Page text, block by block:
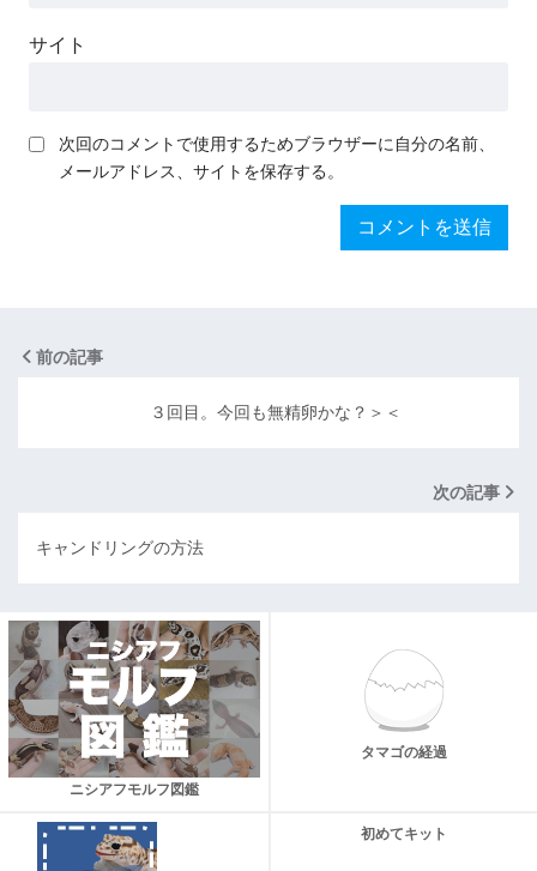
サイト
次回のコメントで使用するためブラウザーに自分の名前、
メールアドレス、サイトを保存する。
前の記事
３回目。今回も無精卵かな？＞＜
次の記事
キャンドリングの方法
ニシアフモルフ図鑑
タマゴの経過
初めてキット